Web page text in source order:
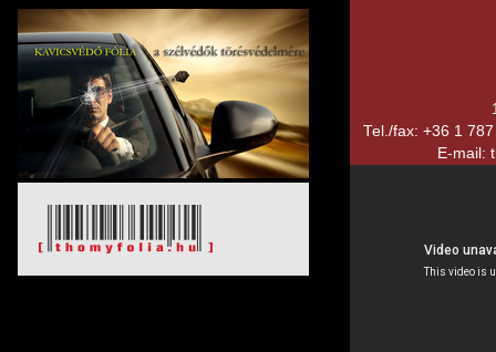
Tel./fax: +36 1
E-mail: